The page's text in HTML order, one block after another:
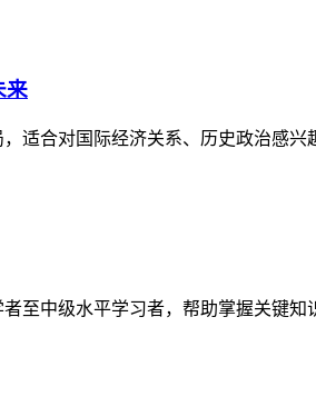
来
适合对国际经济关系、历史政治感
至中级水平学习者，帮助掌握关键